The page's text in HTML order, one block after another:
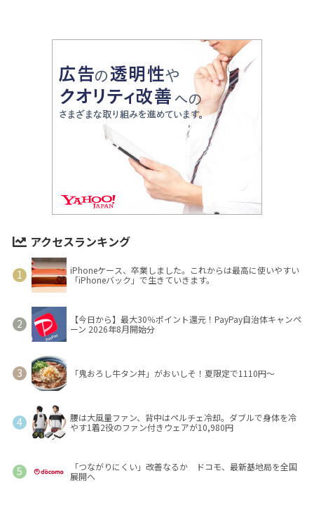
アクセスランキング
iPhoneケース、卒業しました。これからは最高に使いやすい
「iPhoneバック」で生きていきます。
【今日から】最大30％ポイント還元！PayPay自治体キャンペ
ーン 2026年8月開始分
「鬼おろし牛タン丼」がおいしそ！夏限定で1110円～
腰は大風量ファン、背中はペルチェ冷却。ダブルで身体を冷
やす1着2役のファン付きウェアが10,980円
「つながりにくい」改善なるか ドコモ、最新基地局を全国
展開へ